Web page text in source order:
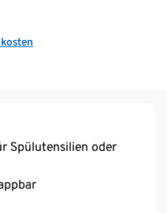
Spülutensilien oder